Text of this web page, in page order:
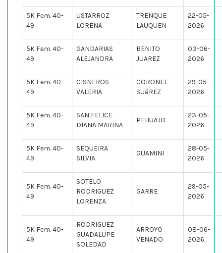
5K Fem. 40-
49
USTARROZ
LORENA
TRENQUE
LAUQUEN
22-05-
2026
5K Fem. 40-
49
GANDARIAS
ALEJANDRA
BENITO
JUAREZ
03-06-
2026
5K Fem. 40-
49
CISNEROS
VALERIA
CORONEL
SUáREZ
29-05-
2026
5K Fem. 40-
49
SAN FELICE
DIANA MARINA
PEHUAJO
23-05-
2026
5K Fem. 40-
49
SEQUEIRA
SILVIA
GUAMINI
28-05-
2026
5K Fem. 40-
49
SOTELO
RODRIGUEZ
LORENZA
GARRE
29-05-
2026
5K Fem. 40-
49
RODRIGUEZ
GUADALUPE
SOLEDAD
ARROYO
VENADO
08-06-
2026